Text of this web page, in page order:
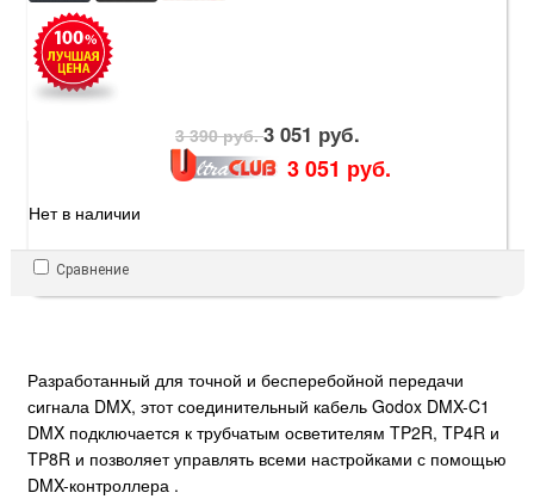
3 390 руб.3 051 руб.
3 051 руб.
Нет в наличии
Сравнение
Разработанный для точной и бесперебойной передачи
сигнала DMX, этот соединительный кабель Godox DMX-C1
DMX подключается к трубчатым осветителям TP2R, TP4R и
TP8R и позволяет управлять всеми настройками с помощью
DMX-контроллера .